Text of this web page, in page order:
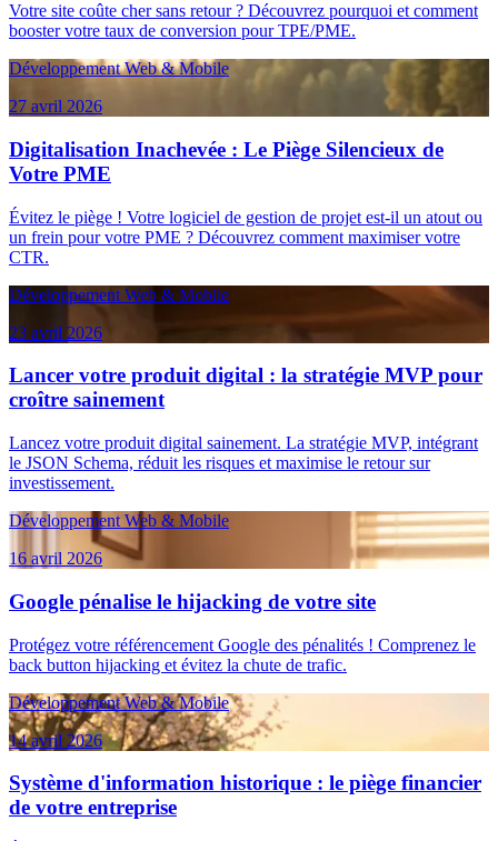
Votre site coûte cher sans retour ? Découvrez pourquoi et comment
booster votre taux de conversion pour TPE/PME.
Développement Web & Mobile
27 avril 2026
Digitalisation Inachevée : Le Piège Silencieux de
Votre PME
Évitez le piège ! Votre logiciel de gestion de projet est-il un atout ou
un frein pour votre PME ? Découvrez comment maximiser votre
CTR.
Développement Web & Mobile
23 avril 2026
Lancer votre produit digital : la stratégie MVP pour
croître sainement
Lancez votre produit digital sainement. La stratégie MVP, intégrant
le JSON Schema, réduit les risques et maximise le retour sur
investissement.
Développement Web & Mobile
16 avril 2026
Google pénalise le hijacking de votre site
Protégez votre référencement Google des pénalités ! Comprenez le
back button hijacking et évitez la chute de trafic.
Développement Web & Mobile
14 avril 2026
Système d'information historique : le piège financier
de votre entreprise